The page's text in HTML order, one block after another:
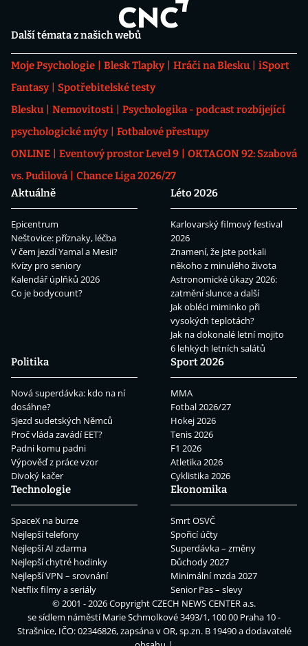
Další témata z našich webů
Moje Psychologie Blesk Tlapky Hráči na Blesku
iSport
Fantasy
Spotřebitelské testy
Blesku
Nemovitosti
Psychologika - podcast rozbíjející
psychologické mýty
Fotbalové přestupy
ONLINE
Eventový prostor Level 9
OKTAGON 92: Szabová
vs. Pudilová
Chance Liga 2026/27
Aktuálně
Epicentrum
Neštovice: příznaky, léčba
V čem jezdí Yamal a Mesii?
Kvízy pro seniory
Kalendář úplňků 2026
Co je bodycount?
Léto 2026
Karlovarský filmový festival
2026
Znamení, že jste potkali
někoho z minulého života
Astronomické úkazy 2026:
zatmění slunce a další
Jak obléci miminko při
vysokých teplotách?
Jak na dokonalé letní mojito
6 lehkých letních salátů
Politika
Nová superdávka: kdo na ní
dosáhne?
Sjezd sudetských Němců
Proč vláda zavádí EET?
Padni komu padni
Výpověď z práce vzor
Divoký kačer
Sport 2026
MMA
Fotbal 2026/27
Hokej 2026
Tenis 2026
F1 2026
Atletika 2026
Cyklistika 2026
Technologie
SpaceX na burze
Nejlepší telefony
Nejlepší AI zdarma
Nejlepší chytré hodinky
Nejlepší VPN – srovnání
Netflix filmy a seriály
Ekonomika
Smrt OSVČ
Spořicí účty
Superdávka – změny
Důchody 2027
Minimální mzda 2027
Senior Pas – slevy
© 2001 - 2026 CopyrightCZECH NEWS CENTER a.s.
se sídlem náměstí Marie Schmolkové 3493/1, 100 00 Praha 10 -
Strašnice, IČO: 02346826, zapsána v OR, sp.zn. B 19490 a dodavatelé